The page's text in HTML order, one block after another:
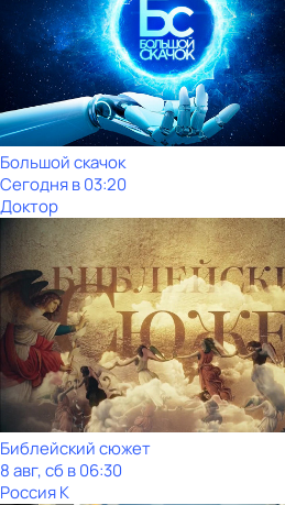
Большой скачок
Сегодня в 03:20
Доктор
Библейский сюжет
8 авг, сб в 06:30
Россия К